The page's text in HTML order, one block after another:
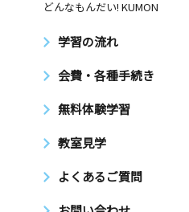
どんなもんだい! KUMON
学習の流れ
会費・各種手続き
無料体験学習
教室見学
よくあるご質問